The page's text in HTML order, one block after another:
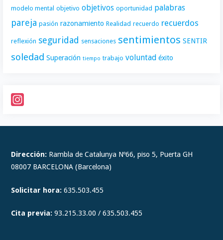
modelo mental objetivo objetivos oportunidad palabras
pareja pasión razonamiento Realidad recuerdo recuerdos
reflexión seguridad sensaciones sentimientos SENTIR
soledad Superación tiempo trabajo voluntad éxito
n
t
a
r
m
Dirección: Rambla de Catalunya Nº66, piso 5, Puerta GH
08007 BARCELONA (Barcelona)
Solicitar hora: 635.503.455
Cita previa: 93.215.33.00 / 635.503.455